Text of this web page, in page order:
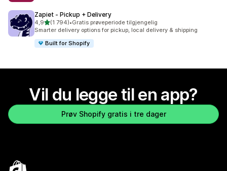
Zapiet ‑ Pickup + Delivery
4,9av 5 stjerner
(1 794)
Totalt 1794 omtaler
•Gratis prøveperiode tilgjengelig
Smarter delivery options for pickup, local delivery & shipping
Built for Shopify
Vil du legge til en app?
Prøv Shopify gratis i tre dager